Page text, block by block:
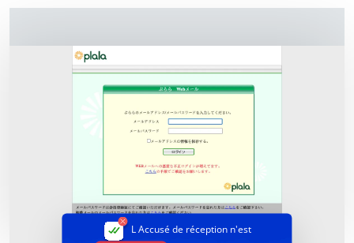
L Accusé de réception n'est